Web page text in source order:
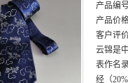
产品编
产品价
客户评
云锦是
表作名
经（